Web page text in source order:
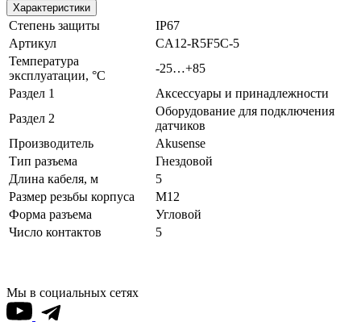
Характеристики
Степень защиты
IP67
Артикул
CA12-R5F5C-5
Температура
эксплуатации, °С
-25…+85
Раздел 1
Аксессуары и принадлежности
Раздел 2
Оборудование для подключения
датчиков
Производитель
Akusense
Тип разъема
Гнездовой
Длина кабеля, м
5
Размер резьбы корпуса
M12
Форма разъема
Угловой
Число контактов
5
Мы в социальных сетях